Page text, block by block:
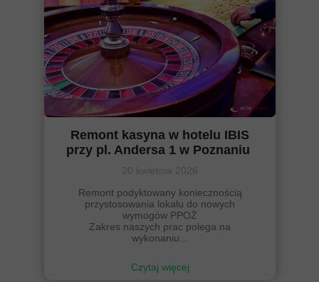
Remont kasyna w hotelu IBIS
przy pl. Andersa 1 w Poznaniu
20 kwietnia 2026
Remont podyktowany koniecznością
przystosowania lokalu do nowych
wymogów PPOŻ
Zakres naszych prac polega na
wykonaniu...
Czytaj więcej